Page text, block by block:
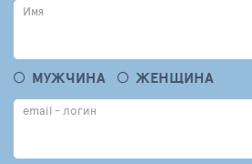
Имя
МУЖЧИНА ЖЕНЩИНА
email - логин